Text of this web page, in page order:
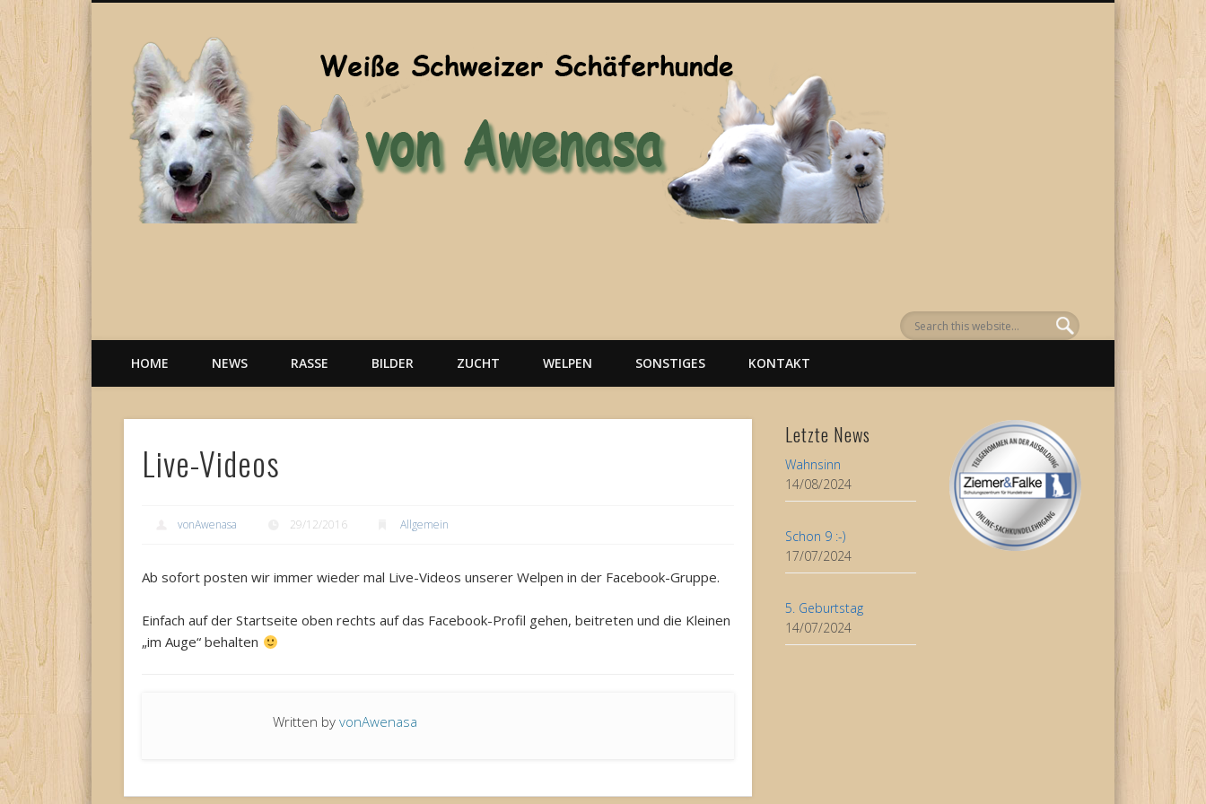
Welpen, weiße Schäferhunde, Hunde, Berger Blanc Suisse
HOME NEWS RASSE BILDER ZUCHT WELPEN SONSTIGES KONTAKT
Live-Videos
vonAwenasa 29/12/2016 Allgemein
Ab sofort posten wir immer wieder mal Live-Videos unserer Welpen in der Facebook-Gruppe.
Einfach auf der Startseite oben rechts auf das Facebook-Profil gehen, beitreten und die Kleinen
„im Auge“ behalten
Written byvonAwenasa
Letzte News
Wahnsinn
14/08/2024
Schon 9 :-)
17/07/2024
5. Geburtstag
14/07/2024